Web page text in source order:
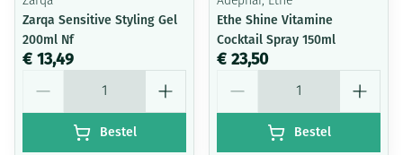
Zarqa Sensitive Styling Gel
200ml Nf
€ 13,49
Bestel
Ethe Shine Vitamine
Cocktail Spray 150ml
€ 23,50
Bestel